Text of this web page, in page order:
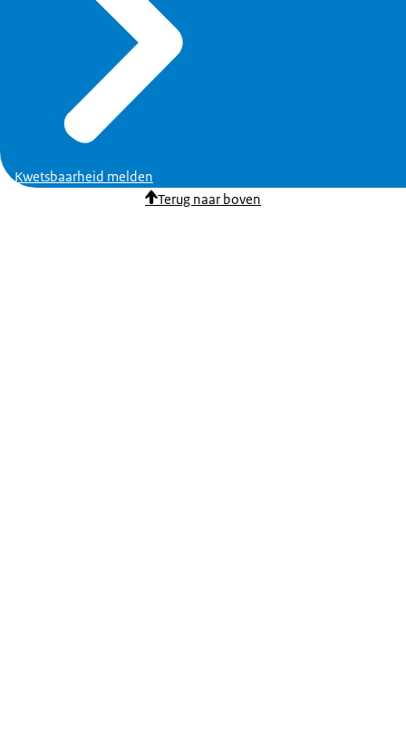
Kwetsbaarheid melden
Terug naar boven